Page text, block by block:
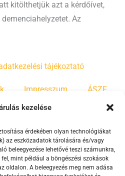
kezelése
érdekében olyan technológiákat
az eszközadatok tárolására és/vagy
beleegyezése lehetővé teszi számunkra,
mint például a böngészési szokások
oldalon. A beleegyezés meg nem adása
kitölthetjük azt a kérdőívet,
Az
tájékoztató
Impresszum ÁSZF
Moderálási szabályzat